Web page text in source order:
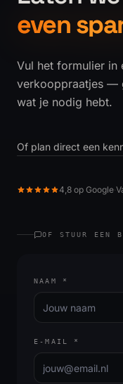
even
Vul het formulier in
verkooppraatjes —
wat je nodig hebt.
Of plan direct een
4,8 op Google·
OF STUUR EEN
NAAM *
E-MAIL *